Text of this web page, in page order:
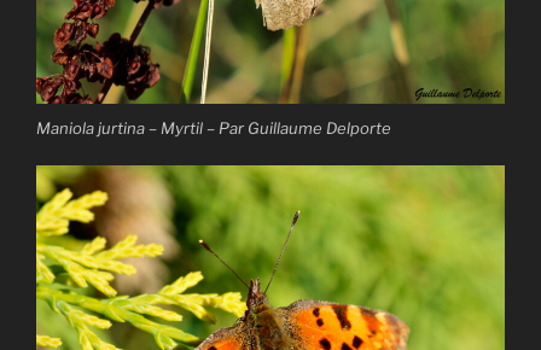
Maniola jurtina – Myrtil – Par Guillaume Delporte